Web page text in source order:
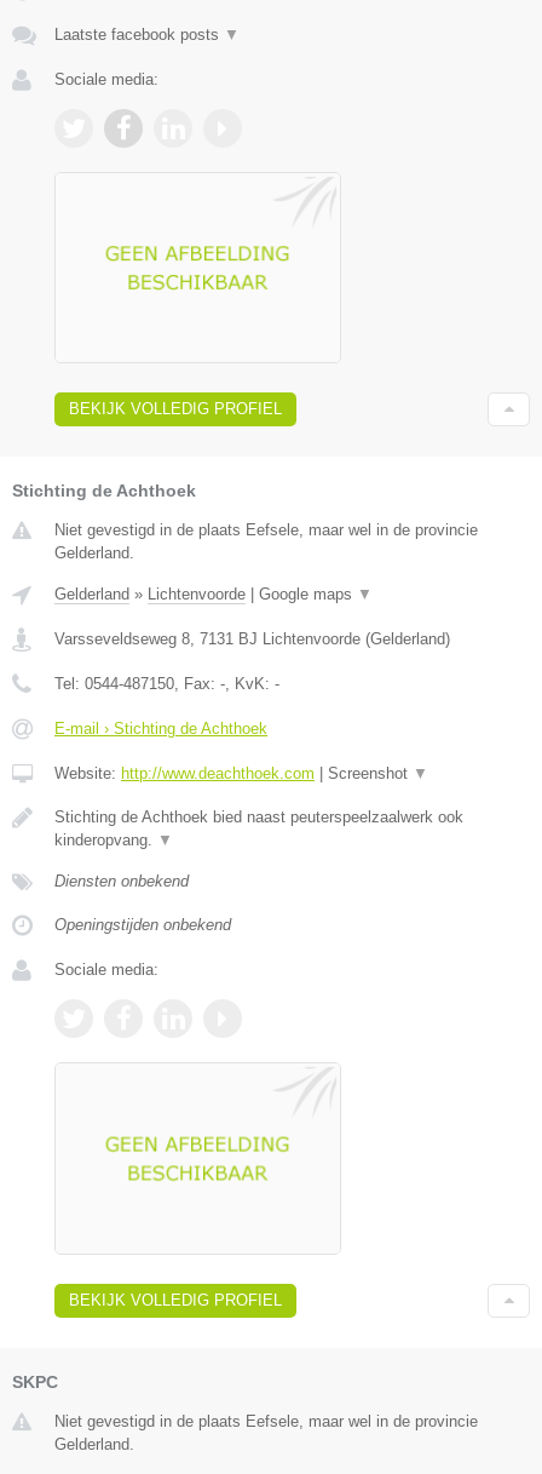
Laatste facebook posts ▼
Sociale media:
BEKIJK VOLLEDIG PROFIEL
Stichting de Achthoek
Niet gevestigd in de plaats Eefsele, maar wel in de provincie
Gelderland.
Gelderland » Lichtenvoorde Google maps ▼
Varsseveldseweg 8, 7131 BJ Lichtenvoorde (Gelderland)
Tel: 0544-487150, Fax: -, KvK: -
E-mail › Stichting de Achthoek
Website: http://www.deachthoek.com Screenshot ▼
Stichting de Achthoek bied naast peuterspeelzaalwerk ook
kinderopvang. ▼
Diensten onbekend
Openingstijden onbekend
Sociale media:
BEKIJK VOLLEDIG PROFIEL
SKPC
Niet gevestigd in de plaats Eefsele, maar wel in de provincie
Gelderland.